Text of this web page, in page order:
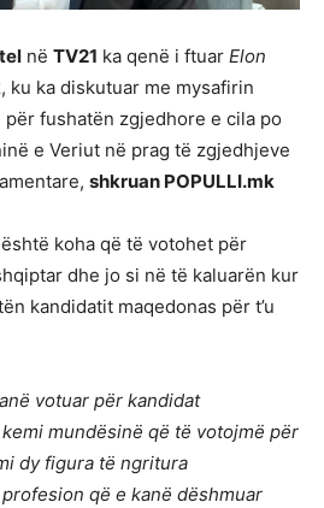
në TV21 ka qenë i ftuar Elon
, ku ka diskutuar me mysafirin
fushatën zgjedhore e cila po
e Veriut në prag të zgjedhjeve
shkruan POPULLI.mk
koha që të votohet për
dhe jo si në të kaluarën kur
kandidatit maqedonas për t’u
votuar për kandidat
mundësinë që të votojmë për
dy figura të ngritura
që e kanë dëshmuar